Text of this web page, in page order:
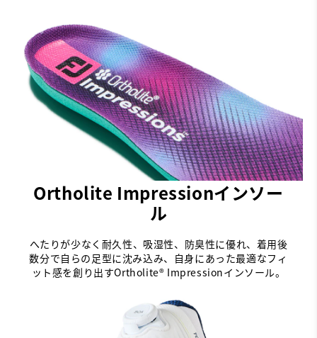
Ortholite Impressionインソー
ル
へたりが少なく耐久性、吸湿性、防臭性に優れ、着用後
数分で自らの足型に沈み込み、自身にあった最適なフィ
ット感を創り出すOrtholite® Impressionインソール。